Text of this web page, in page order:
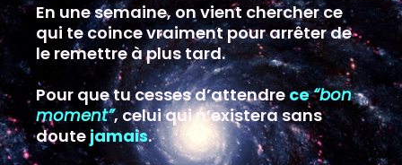
En une semaine, on vient chercher ce
qui te coince vraiment pour arrêter de
le remettre à plus tard.
Pour que tu cesses d’attendrece“bon
moment”, celui qui n’existera sans
doute jamais.